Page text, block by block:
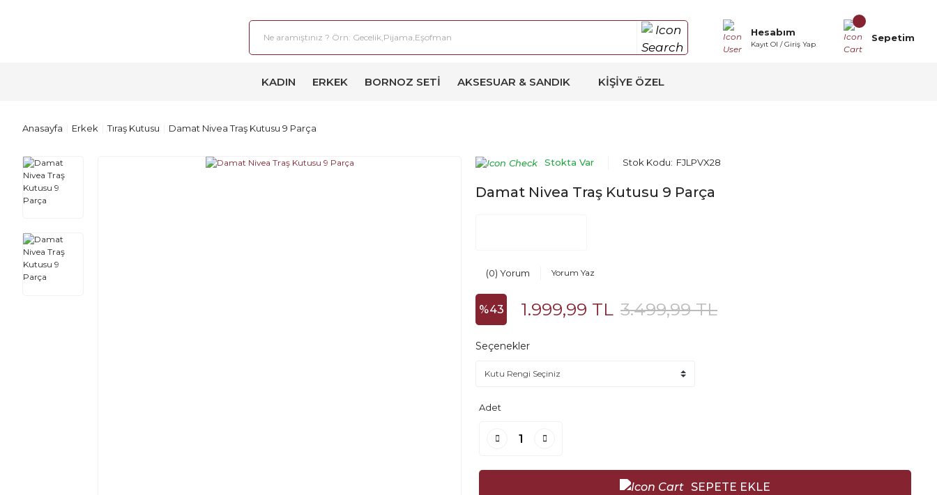
Hesabım
Kayıt Ol / Giriş Yap
Sepetim
KADIN ERKEK BORNOZ SETI AKSESUAR & SANDIK KIŞIYE ÖZEL
Anasayfa Erkek Tıraş Kutusu Damat Nivea Traş Kutusu 9 Parça
Stokta Var Stok Kodu: FJLPVX28
Damat Nivea Traş Kutusu 9 Parça
(0) Yorum Yorum Yaz
%43 1.999,99 TL 3.499,99 TL
Seçenekler
Adet
SEPETE EKLE